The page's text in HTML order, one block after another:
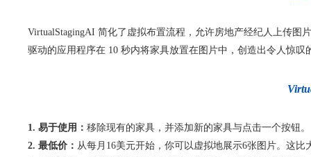
VirtualStagingAI 简化了虚拟布置流程，允许房地产经纪人上传图
驱动的应用程序在 10 秒内将家具放置在图片中，创造出令人惊
1. 易于使用： 移除现有的家具，并添加新的家具与点击一个按钮。
2. 最低价： 从每月16美元开始，你可以虚拟地展示6张图片。这